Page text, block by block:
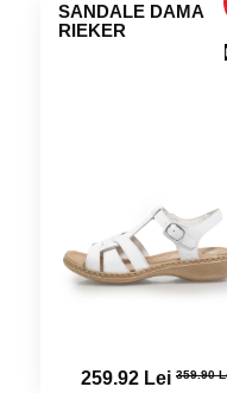
SANDALE DAMA
RIEKER
259.92 Lei 359.90